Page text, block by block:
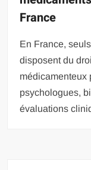
France
En France,
disposent du
médicamenteux
psychologues,
évaluations